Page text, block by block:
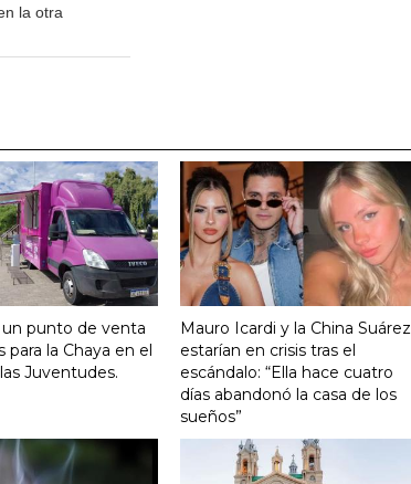
la otra
punto de venta
para la Chaya en el
Juventudes.
Mauro Icardi y la China Suárez
estarían en crisis tras el
escándalo: “Ella hace cuatro
días abandonó la casa de los
sueños”